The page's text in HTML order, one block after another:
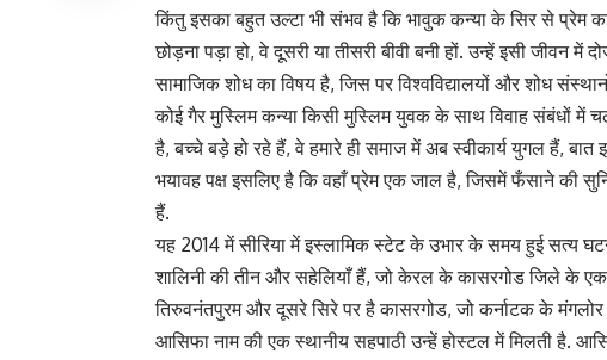
किंतु इसका बहुत उल्टा भी संभव है कि भावुक कन्या के सिर से प्रेम
छोड़ना पड़ा हो, वे दूसरी या तीसरी बीवी बनी हों. उन्हें इसी जीवन
सामाजिक शोध का विषय है, जिस पर विश्वविद्यालयों और शोध
कोई गैर मुस्लिम कन्या किसी मुस्लिम युवक के साथ विवाह संबंधों
है, बच्चे बड़े हो रहे हैं, वे हमारे ही समाज में अब स्वीकार्य युगल हैं, बात
भयावह पक्ष इसलिए है कि वहाँ प्रेम एक जाल है, जिसमें फँसाने की
हैं.
यह 2014 में सीरिया में इस्लामिक स्टेट के उभार के समय हुई सत्य
शालिनी की तीन और सहेलियाँ हैं, जो केरल के कासरगोड जिले के
तिरुवनंतपुरम और दूसरे सिरे पर है कासरगोड, जो कर्नाटक के
आसिफा नाम की एक स्थानीय सहपाठी उन्हें होस्टल में मिलती है.